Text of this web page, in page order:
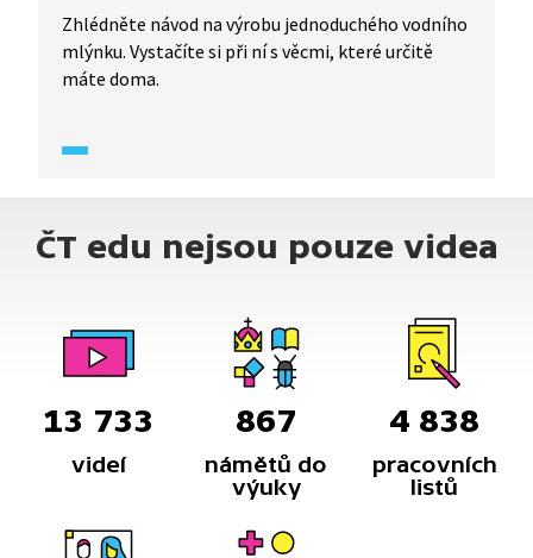
Zhlédněte návod na výrobu jednoduchého vodního
mlýnku. Vystačíte si při ní s věcmi, které určitě
máte doma.
ČT edu nejsou pouze videa
13 733
videí
867
námětů do
výuky
4 838
pracovních
listů